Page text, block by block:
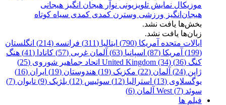
موزیکال نمایش تلویزیونی نوآر هیجان انگیز هیجانی
هیجان‌انگیز ورزشی وسترن کمدی کمدی سیاه کوتاه
بخش‌ها یافت نشد.
زبان‌ها یافت نشد.
ایالات متحده آمریکا (790)
ایتالیا (311) فرانسه (214)
انگلستان
(199)
آمریکا (87) اسپانیا (63) آلمان غربی (57) کانادا (41)
هنگ
کنگ (36)
United Kingdom (34) اتحاد جماهیر شوروی (25)
ژاپن (24)
آلمان (22) مکزیک (19) هندوستان (19)
ایران (16)
یوگسلاوی (13)
استرالیا (12) سوئیس (12) بلژیک (9)
تایوان (7)
سوئد (7)
West آلمان (6)
فیلم ها